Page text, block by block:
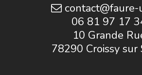
contact@faure-
06 81 97 17
10 Grande
78290 Croissy sur